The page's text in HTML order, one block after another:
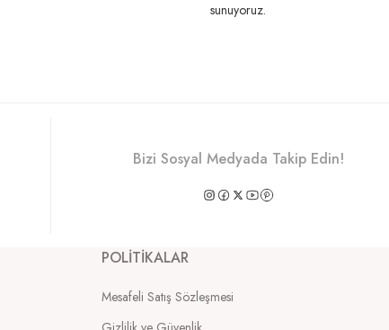
sunuyoruz.
Bizi Sosyal Medyada Takip Edin!
POLİTİKALAR
Mesafeli Satış Sözleşmesi